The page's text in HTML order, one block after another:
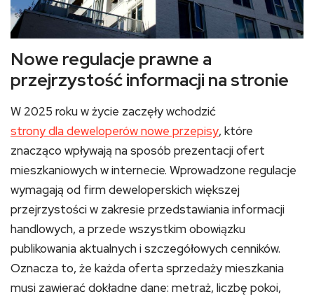
Nowe regulacje prawne a
przejrzystość informacji na stronie
W 2025 roku w życie zaczęły wchodzić
strony dla deweloperów nowe przepisy, które
znacząco wpływają na sposób prezentacji ofert
mieszkaniowych w internecie. Wprowadzone regulacje
wymagają od firm deweloperskich większej
przejrzystości w zakresie przedstawiania informacji
handlowych, a przede wszystkim obowiązku
publikowania aktualnych i szczegółowych cenników.
Oznacza to, że każda oferta sprzedaży mieszkania
musi zawierać dokładne dane: metraż, liczbę pokoi,